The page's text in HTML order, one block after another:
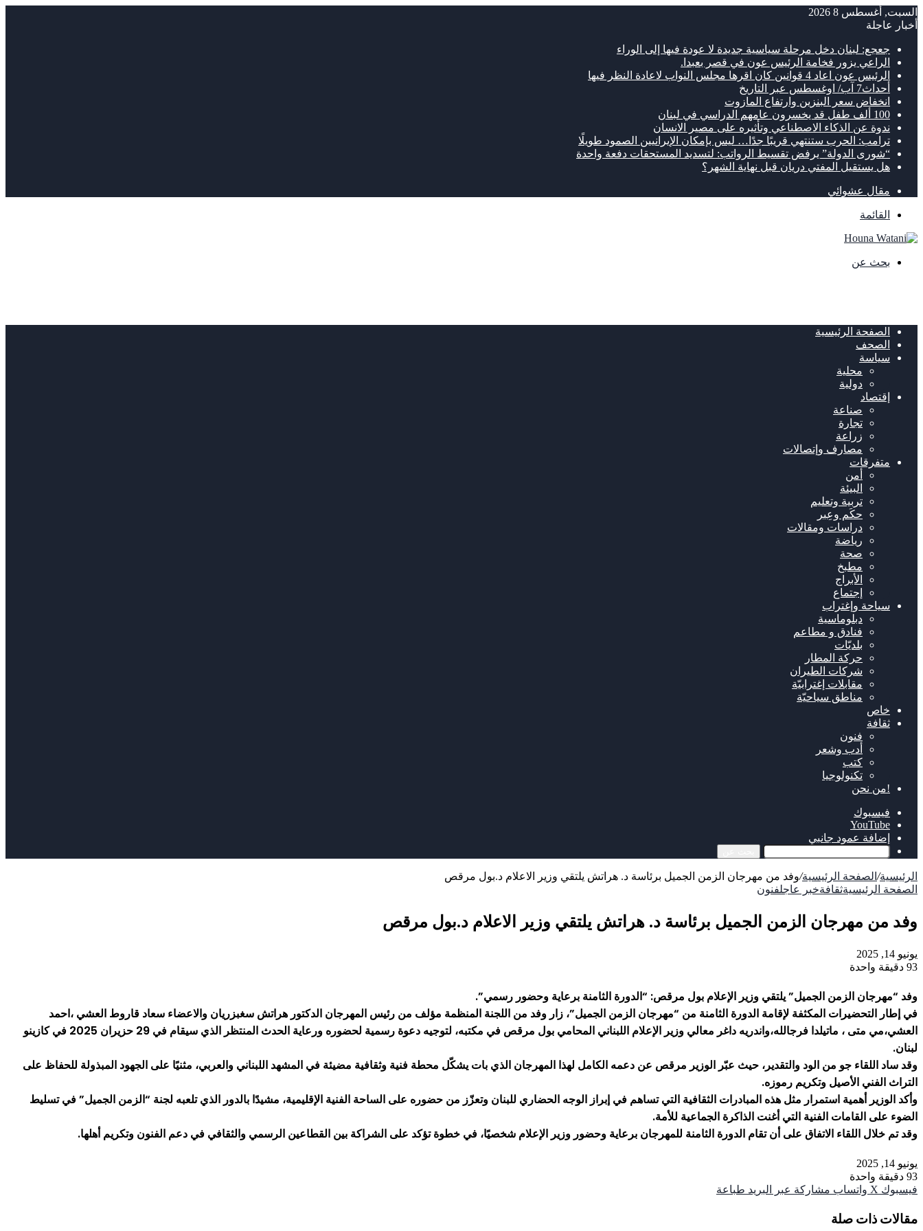
السبت, أغسطس 8 2026
أخبار عاجلة
جعجع: لبنان دخل مرحلة سياسية جديدة لا عودة فيها إلى الوراء
الراعي يزور فخامة الرئيس عون في قصر بعبدا.
الرئيس عون اعاد 4 قوانين كان اقرها مجلس النواب لاعادة النظر فيها
أحداث7 آب/ اوغسطس عبر التاريخ
انخفاض سعر البنزين وارتفاع المازوت
100 ألف طفل قد يخسرون عامهم الدراسي في لبنان
ندوة عن الذكاء الاصطناعي وتأثيره على مصير الانسان
ترامب: الحرب ستنتهي قريبًا جدًا… ليس بإمكان الإيرانيين الصمود طويلًا
“شورى الدولة” يرفض تقسيط الرواتب: لتسديد المستحقات دفعة واحدة
هل يستقيل المفتي دريان قبل نهاية الشهر؟
مقال عشوائي
القائمة
بحث عن
الصفحة الرئيسية
الصحف
سياسة
محلية
دولية
إقتصاد
صناعة
تجارة
زراعة
مصارف وإتصالات
متفرقات
أمن
البيئة
تربية وتعليم
حكَم وعِبر
دراسات ومقالات
رياضة
صحة
مطبخ
الأبراج
إجتماع
سياحة وإغتراب
دبلوماسية
فنادق و مطاعم
بلديّات
حركة المطار
شركات الطيران
مقابلات إغترابيّة
مناطق سياحيّة
خاص
ثقافة
فنون
أدب وشعر
كتب
تكنولوجيا
!من نحن
فيسبوك
‫YouTube
إضافة عمود جانبي
الرئيسية/ الصفحة الرئيسية/وفد من مهرجان الزمن الجميل برئاسة د. هراتش يلتقي وزير الاعلام د.بول مرقص
الصفحة الرئيسيةثقافةخبر عاجلفنون
وفد من مهرجان الزمن الجميل برئاسة د. هراتش يلتقي وزير الاعلام د.بول مرقص
يونيو 14, 2025
93 دقيقة واحدة
وفد “مهرجان الزمن الجميل” يلتقي وزير الإعلام بول مرقص: “الدورة الثامنة برعاية وحضور رسمي”.
في إطار التحضيرات المكثفة لإقامة الدورة الثامنة من “مهرجان الزمن الجميل”، زار وفد من اللجنة المنظمة مؤلف من رئيس المهرجان الدكتور هراتش سغبزريان والاعضاء سعاد قاروط العشي ،احمد
العشي،مي متى ، ماتيلدا فرجالله،واندريه داغر معالي وزير الإعلام اللبناني المحامي بول مرقص في مكتبه، لتوجيه دعوة رسمية لحضوره ورعاية الحدث المنتظر الذي سيقام في 29 حزيران 2025 في كازينو
لبنان.
وقد ساد اللقاء جو من الود والتقدير، حيث عبّر الوزير مرقص عن دعمه الكامل لهذا المهرجان الذي بات يشكّل محطة فنية وثقافية مضيئة في المشهد اللبناني والعربي، مثنيًا على الجهود المبذولة للحفاظ على
التراث الفني الأصيل وتكريم رموزه.
وأكد الوزير أهمية استمرار مثل هذه المبادرات الثقافية التي تساهم في إبراز الوجه الحضاري للبنان وتعزّز من حضوره على الساحة الفنية الإقليمية، مشيدًا بالدور الذي تلعبه لجنة “الزمن الجميل” في تسليط
الضوء على القامات الفنية التي أغنت الذاكرة الجماعية للأمة.
وقد تم خلال اللقاء الاتفاق على أن تقام الدورة الثامنة للمهرجان برعاية وحضور وزير الإعلام شخصيًا، في خطوة تؤكد على الشراكة بين القطاعين الرسمي والثقافي في دعم الفنون وتكريم أهلها.
يونيو 14, 2025
93 دقيقة واحدة
فيسبوك ‫X واتساب مشاركة عبر البريد طباعة
مقالات ذات صلة